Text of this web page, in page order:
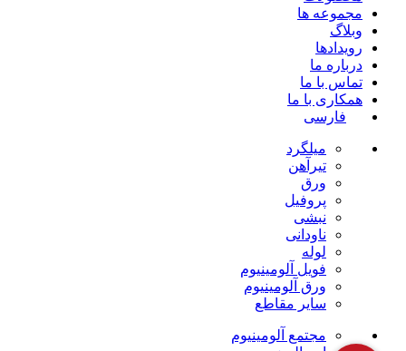
مجموعه ها
وبلاگ
رویدادها
درباره ما
تماس با ما
همکاری با ما
فارسی
میلگرد
تیرآهن
ورق
پروفیل
نبشی
ناودانی
لوله
فویل آلومینیوم
ورق آلومینیوم
سایر مقاطع
مجتمع آلومینیوم